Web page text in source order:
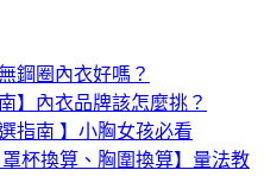
鋼圈內衣好嗎？
】內衣品牌該怎麼挑？
指南 】小胸女孩必看
罩杯換算、胸圍換算】量法教